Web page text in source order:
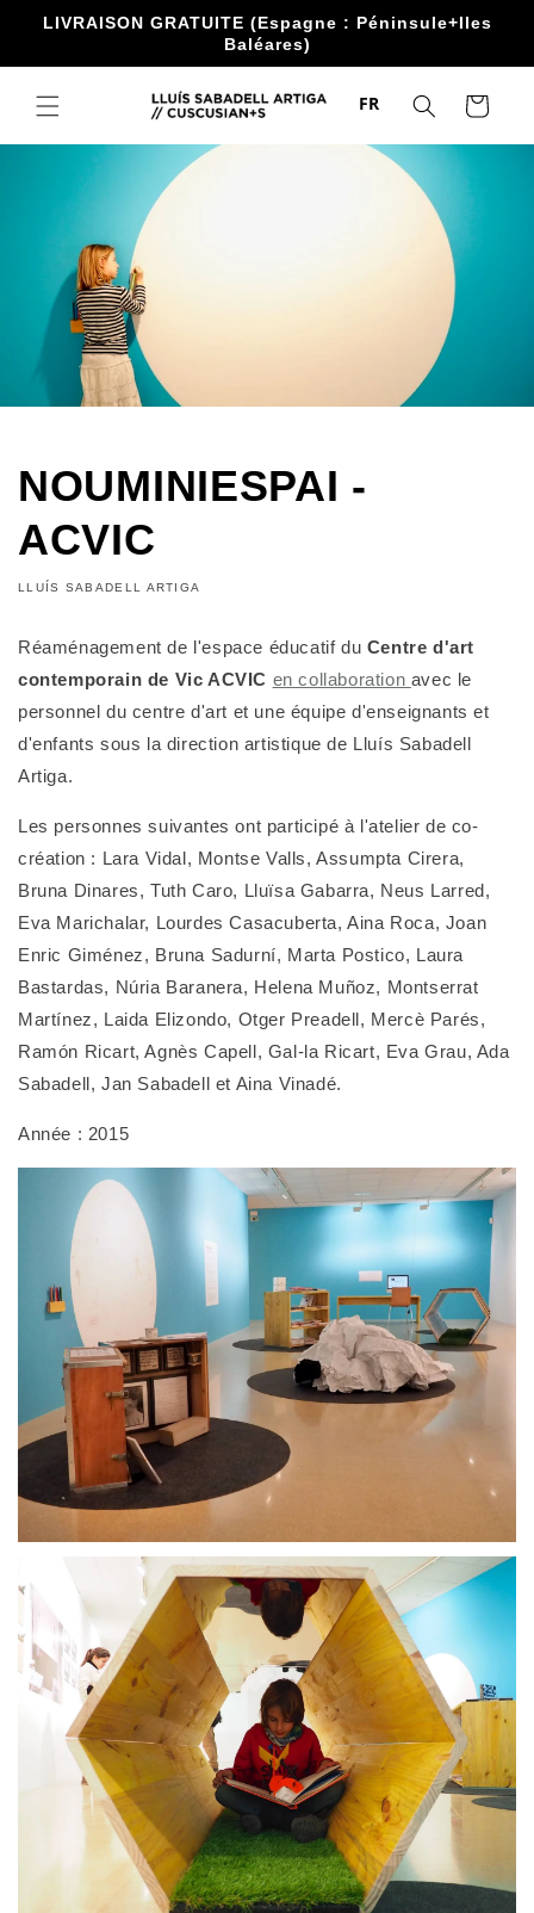
directement
LIVRAISON GRATUITE (Espagne : Péninsule+Iles
Baléares)
FR Chariot
NOUMINIESPAI -
ACVIC
LLUÍS SABADELL ARTIGA
Réaménagement de l'espace éducatif du Centre d'art
contemporain de Vic ACVIC en collaboration avec le
personnel du centre d'art et une équipe d'enseignants et
d'enfants sous la direction artistique de Lluís Sabadell
Artiga.
Les personnes suivantes ont participé à l'atelier de co-
création : Lara Vidal, Montse Valls, Assumpta Cirera,
Bruna Dinares, Tuth Caro, Lluïsa Gabarra, Neus Larred,
Eva Marichalar, Lourdes Casacuberta, Aina Roca, Joan
Enric Giménez, Bruna Sadurní, Marta Postico, Laura
Bastardas, Núria Baranera, Helena Muñoz, Montserrat
Martínez, Laida Elizondo, Otger Preadell, Mercè Parés,
Ramón Ricart, Agnès Capell, Gal-la Ricart, Eva Grau, Ada
Sabadell, Jan Sabadell et Aina Vinadé.
Année : 2015